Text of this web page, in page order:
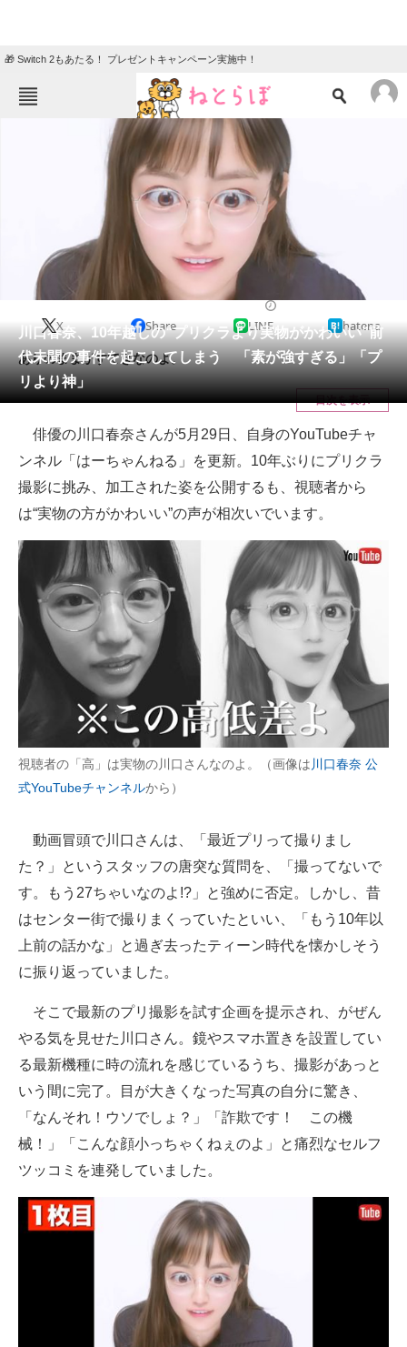
🎁 Switch 2もあたる！ プレゼントキャンペーン実施中！
ねとらぼメニュー
ニュース
クイズ
教育・育児
リサーチ
会員記事
メディア
注目記事を集めた総合ページ
ITの今と未来を見通す
スマホと通信の最新トレンド
進化するPCとデバイスの未来
好きが集まる 比べて選べる
ビジネスと働き方のヒント
AI活用のいまが分かる
企業ITのトレンドを詳説
経営リーダーのコミュニティ
マーケ×ITの今がよく分かる
ITエンジニア向け専門サイト
企業向けIT製品の総合サイト
IT製品の技術・比較・事例
製造業のIT導入・活用を支援
モノづくり技術者専門サイト
電子設計の基本と応用
エネルギーの専門メディア
建設×テクノロジーの最前線
ちょっと気になるネットの話題
川口春奈、10年越しの“プリクラより実物がかわいい”前
代未聞の事件を起こしてしまう 「素が強すぎる」「プ
リより神」
X Share LINE hatena
ありのままがすてきなのよ。
目次を表示
俳優の川口春奈さんが5月29日、自身のYouTubeチャ
ンネル「はーちゃんねる」を更新。10年ぶりにプリクラ
撮影に挑み、加工された姿を公開するも、視聴者から
は“実物の方がかわいい”の声が相次いでいます。
視聴者の「高」は実物の川口さんなのよ。（画像は川口春奈 公
式YouTubeチャンネルから）
動画冒頭で川口さんは、「最近プリって撮りまし
た？」というスタッフの唐突な質問を、「撮ってないで
す。もう27ちゃいなのよ!?」と強めに否定。しかし、昔
はセンター街で撮りまくっていたといい、「もう10年以
上前の話かな」と過ぎ去ったティーン時代を懐かしそう
に振り返っていました。
そこで最新のプリ撮影を試す企画を提示され、がぜん
やる気を見せた川口さん。鏡やスマホ置きを設置してい
る最新機種に時の流れを感じているうち、撮影があっと
いう間に完了。目が大きくなった写真の自分に驚き、
「なんそれ！ウソでしょ？」「詐欺です！ この機
械！」「こんな顔小っちゃくねぇのよ」と痛烈なセルフ
ツッコミを連発していました。